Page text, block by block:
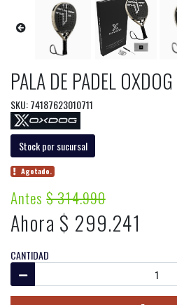
PALA DE PADEL
SKU: 74187623010711
Stock por sucursal
Agotado.
Antes$ 314.990
Ahora $ 299.241
CANTIDAD